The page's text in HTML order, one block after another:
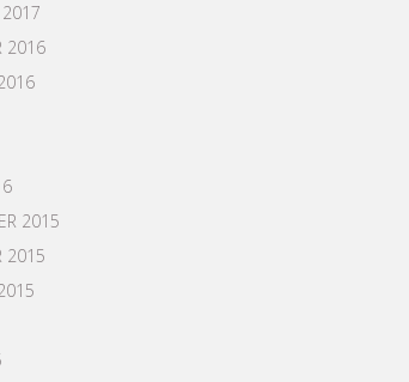
2017
2016
2015
2015